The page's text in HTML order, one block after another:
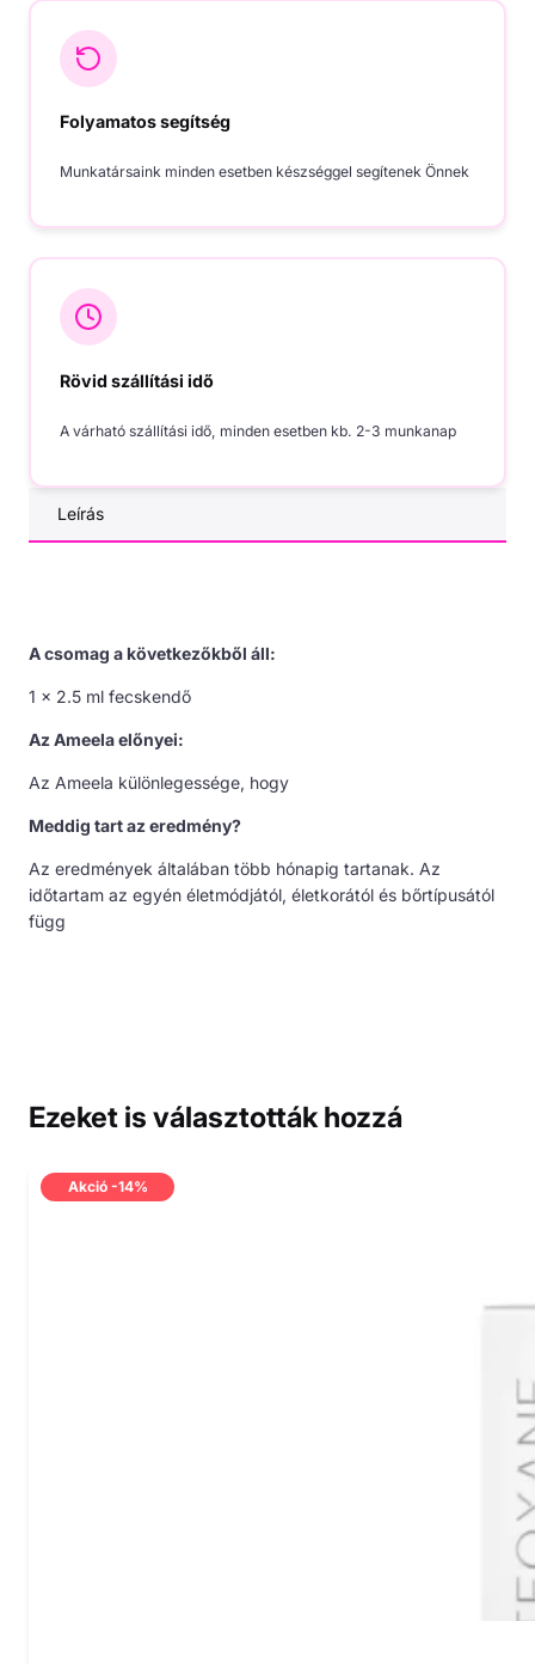
Folyamatos segítség
Munkatársaink minden esetben készséggel segítenek Önnek
Rövid szállítási idő
A várható szállítási idő, minden esetben kb. 2-3 munkanap
Leírás
A csomag a következőkből áll:
1 x 2.5 ml fecskendő
Az Ameela előnyei:
Az Ameela különlegessége, hogy
Meddig tart az eredmény?
Az eredmények általában több hónapig tartanak. Az
időtartam az egyén életmódjától, életkorától és bőrtípusától
függ
Ezeket is választották hozzá
Akció -14%